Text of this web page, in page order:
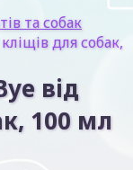
та собак
для собак,
від
100 мл